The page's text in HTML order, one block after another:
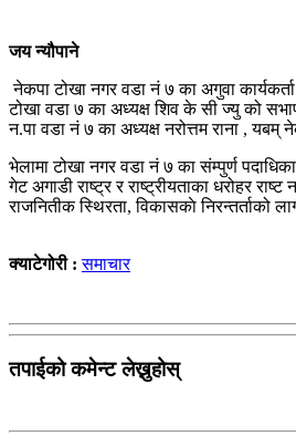
जय न्यौपाने
नेकपा टोखा नगर वडा नं ७ का अगुवा
टोखा वडा ७ का अध्यक्ष शिव के सी ज्यु को
न.पा वडा नं ७ का अध्यक्ष नरोत्तम राना ,
भेलामा टोखा नगर वडा नं ७ का संम्पुर्ण
गेट अगाडी राष्ट्र र राष्ट्रीयताका धरोहर
राजनितीक स्थिरता, विकासकाे
क्याटेगोरी :समाचार
तपाईको कमेन्ट लेख्नुहोस्